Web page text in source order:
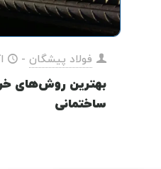
فولاد پیشگان -
بهترین روش‌های
ساختمانی